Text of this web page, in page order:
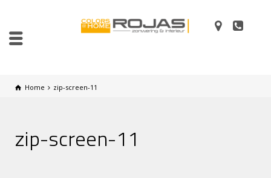
Home zip-screen-11
zip-screen-11